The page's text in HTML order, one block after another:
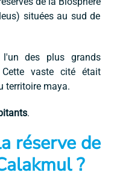
situées au sud de
des plus grands
vaste cité était
territoire maya.
.
réserve de
?